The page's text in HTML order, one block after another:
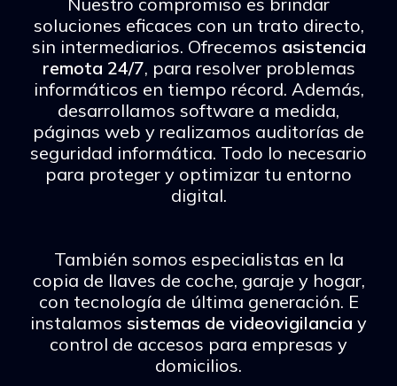
soluciones eficaces con un trato directo,
sin intermediarios. Ofrecemos asistencia
remota 24/7, para resolver problemas
informáticos en tiempo récord. Además,
desarrollamos software a medida,
páginas web y realizamos auditorías de
seguridad informática. Todo lo necesario
para proteger y optimizar tu entorno
digital.
También somos especialistas en la
copia de llaves de coche, garaje y hogar,
con tecnología de última generación. E
instalamos sistemas de videovigilancia y
control de accesos para empresas y
domicilios.